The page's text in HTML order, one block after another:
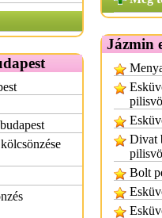
Jázmin
Divat
Bolt